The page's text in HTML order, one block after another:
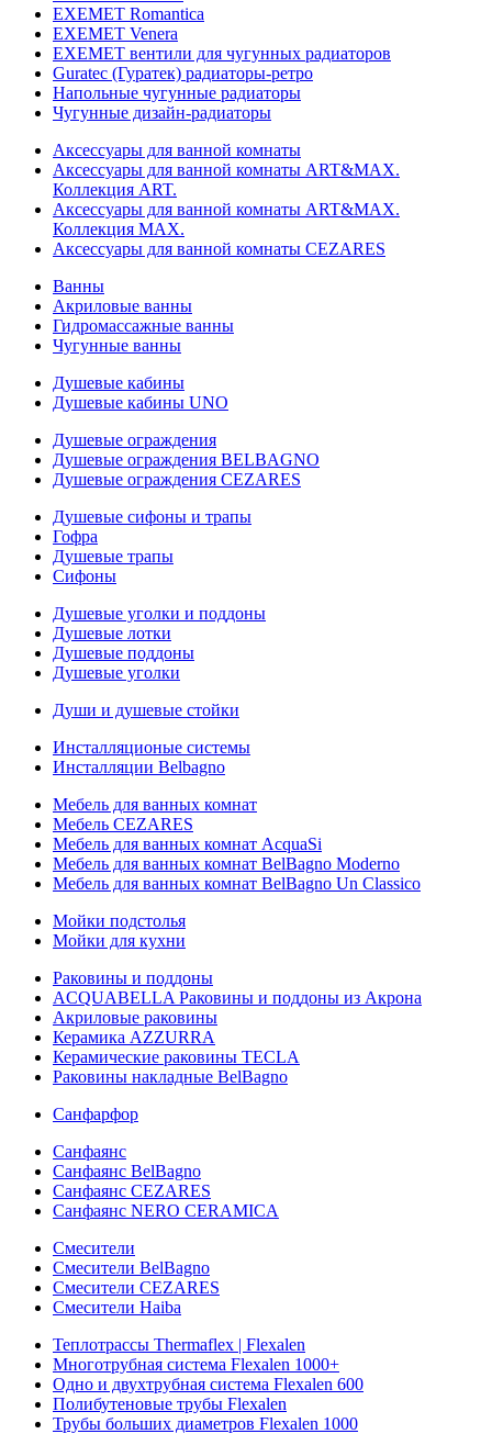
EXEMET Romantica
EXEMET Venera
EXEMET вентили для чугунных радиаторов
Guratec (Гуратек) радиаторы-ретро
Напольные чугунные радиаторы
Чугунные дизайн-радиаторы
Аксессуары для ванной комнаты
Аксессуары для ванной комнаты ART&MAX.
Коллекция ART.
Аксессуары для ванной комнаты ART&MAX.
Коллекция MAX.
Аксессуары для ванной комнаты CEZARES
Ванны
Акриловые ванны
Гидромассажные ванны
Чугунные ванны
Душевые кабины
Душевые кабины UNO
Душевые ограждения
Душевые ограждения BELBAGNO
Душевые ограждения CEZARES
Душевые сифоны и трапы
Гофра
Душевые трапы
Сифоны
Душевые уголки и поддоны
Душевые лотки
Душевые поддоны
Душевые уголки
Души и душевые стойки
Инсталляционые системы
Инсталляции Belbagno
Мебель для ванных комнат
Мебель CEZARES
Мебель для ванных комнат AcquaSi
Мебель для ванных комнат BelBagno Moderno
Мебель для ванных комнат BelBagno Un Classico
Мойки подстолья
Мойки для кухни
Раковины и поддоны
ACQUABELLA Раковины и поддоны из Акрона
Акриловые раковины
Керамика AZZURRA
Керамические раковины TECLA
Раковины накладные BelBagno
Санфарфор
Санфаянс
Санфаянс BelBagno
Санфаянс CEZARES
Санфаянс NERO CERAMICA
Смесители
Смесители BelBagno
Смесители CEZARES
Смесители Haiba
Теплотрассы Thermaflex | Flexalen
Многотрубная система Flexalen 1000+
Одно и двухтрубная система Flexalen 600
Полибутеновые трубы Flexalen
Трубы больших диаметров Flexalen 1000